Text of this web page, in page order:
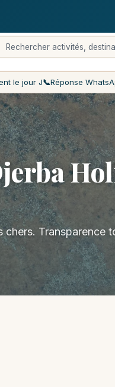
le jour J📞Réponse
chers. Transparence